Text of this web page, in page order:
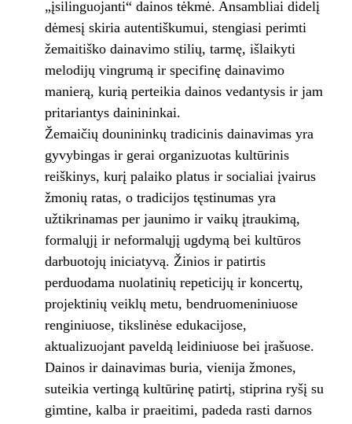
„įsilinguojanti“ dainos tėkmė. Ansambliai didelį
dėmesį skiria autentiškumui, stengiasi perimti
žemaitiško dainavimo stilių, tarmę, išlaikyti
melodijų vingrumą ir specifinę dainavimo
manierą, kurią perteikia dainos vedantysis ir jam
pritariantys dainininkai.
Žemaičių dounininkų tradicinis dainavimas yra
gyvybingas ir gerai organizuotas kultūrinis
reiškinys, kurį palaiko platus ir socialiai įvairus
žmonių ratas, o tradicijos tęstinumas yra
užtikrinamas per jaunimo ir vaikų įtraukimą,
formalųjį ir neformalųjį ugdymą bei kultūros
darbuotojų iniciatyvą. Žinios ir patirtis
perduodama nuolatinių repeticijų ir koncertų,
projektinių veiklų metu, bendruomeniniuose
renginiuose, tikslinėse edukacijose,
aktualizuojant paveldą leidiniuose bei įrašuose.
Dainos ir dainavimas buria, vienija žmones,
suteikia vertingą kultūrinę patirtį, stiprina ryšį su
gimtine, kalba ir praeitimi, padeda rasti darnos